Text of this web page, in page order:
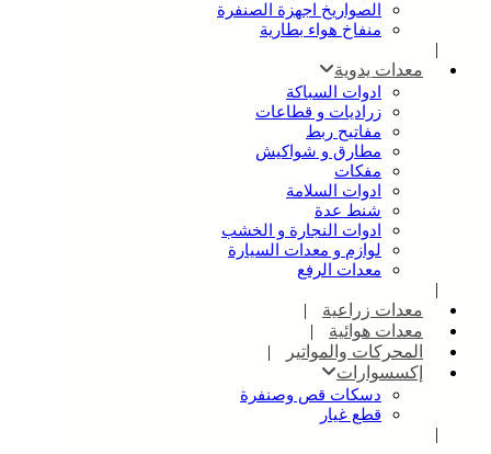
الصواريخ اجهزة الصنفرة
منفاخ هواء بطارية
معدات يدوية
ادوات السباكة
زراديات و قطاعات
مفاتيح ربط
مطارق و شواكيش
مفكات
ادوات السلامة
شنط عدة
ادوات النجارة و الخشب
لوازم و معدات السيارة
معدات الرفع
معدات زراعية
معدات هوائية
المحركات والمواتير
إكسسوارات
دسكات قص وصنفرة
قطع غيار